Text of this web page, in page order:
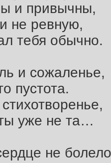
и привычны,
не ревную,
тебя обычно.
и сожаленье,
пустота.
уже не та…
не